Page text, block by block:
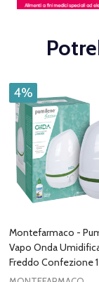
4%
Montefarmaco -
Vapo Onda
Freddo Confezione